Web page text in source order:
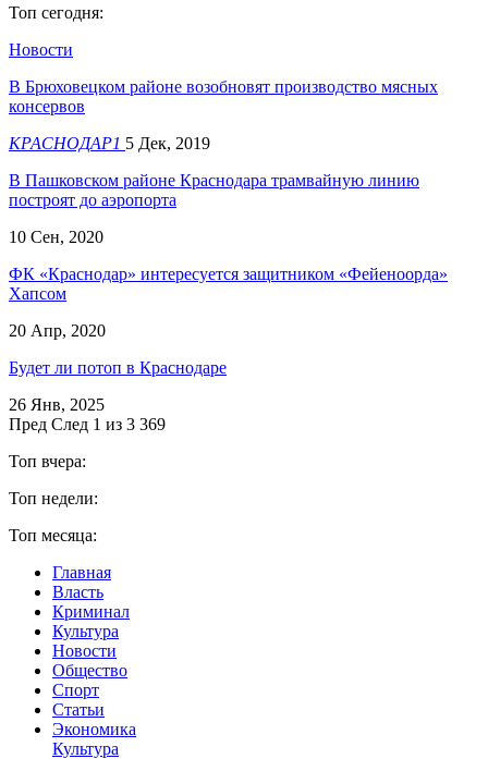
Топ сегодня:
Новости
В Брюховецком районе возобновят производство мясных
консервов
КРАСНОДАР1 5 Дек, 2019
В Пашковском районе Краснодара трамвайную линию
построят до аэропорта
10 Сен, 2020
ФК «Краснодар» интересуется защитником «Фейеноорда»
Хапсом
20 Апр, 2020
Будет ли потоп в Краснодаре
26 Янв, 2025
Пред След 1 из 3 369
Топ вчера:
Топ недели:
Топ месяца:
Главная
Власть
Криминал
Культура
Новости
Общество
Спорт
Статьи
Экономика
Культура